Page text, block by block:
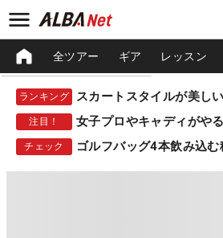
全ツアー ギア レッスン
ランキング スカートスタイルが美し
注目！
チェック